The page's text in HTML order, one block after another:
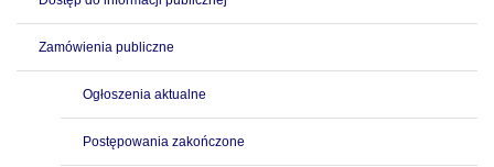
Zamówienia publiczne
Ogłoszenia aktualne
Postępowania zakończone